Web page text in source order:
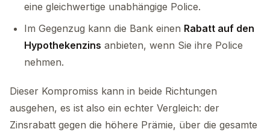
eine gleichwertige unabhängige Police.
Im Gegenzug kann die Bank einen Rabatt auf den
Hypothekenzins anbieten, wenn Sie ihre Police
nehmen.
Dieser Kompromiss kann in beide Richtungen
ausgehen, es ist also ein echter Vergleich: der
Zinsrabatt gegen die höhere Prämie, über die gesamte